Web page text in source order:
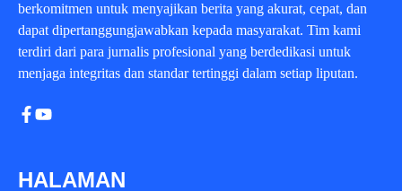
berkomitmen untuk menyajikan berita yang akurat, cepat, dan
dapat dipertanggungjawabkan kepada masyarakat. Tim kami
terdiri dari para jurnalis profesional yang berdedikasi untuk
menjaga integritas dan standar tertinggi dalam setiap liputan.
HALAMAN